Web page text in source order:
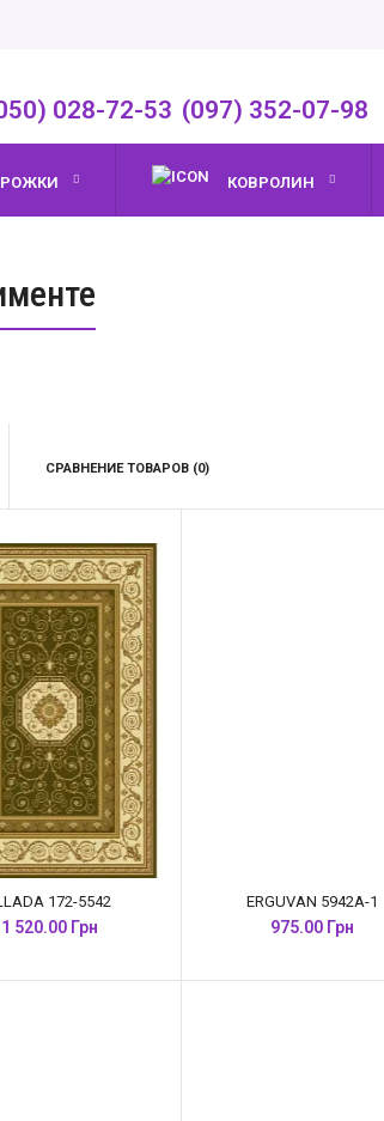
028-72-53 (097) 352-07-98
КОВРОЛИН
СРАВНЕНИЕ ТОВАРОВ (0)
172-5542
1 520.00 Грн
ERGUVAN 5942A-1
975.00 Грн